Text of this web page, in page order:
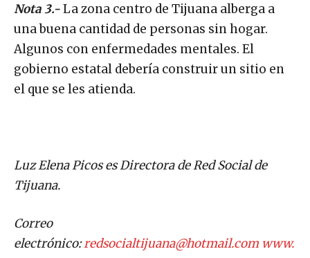
Nota 3.-La zona centro de Tijuana alberga a
una buena cantidad de personas sin hogar.
Algunos con enfermedades mentales. El
gobierno estatal debería construir un sitio en
el que se les atienda.
Luz Elena Picos es Directora de Red Social de
Tijuana.
Correo
electrónico:redsocialtijuana@hotmail.com www.